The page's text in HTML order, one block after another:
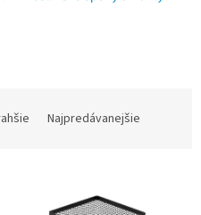
Najpredávanejšie